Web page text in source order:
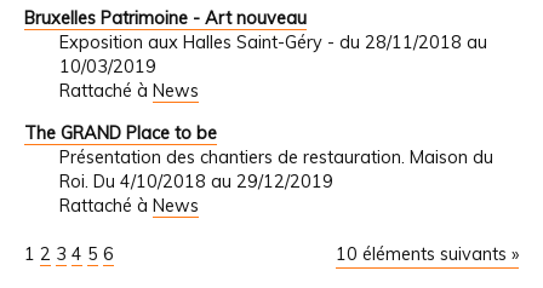
Bruxelles Patrimoine - Art nouveau
Exposition aux Halles Saint-Géry - du 28/11/2018 au
10/03/2019
Rattaché à News
The GRAND Place to be
Présentation des chantiers de restauration. Maison du
Roi. Du 4/10/2018 au 29/12/2019
Rattaché à News
10 éléments suivants »
1 2 3 4 5 6